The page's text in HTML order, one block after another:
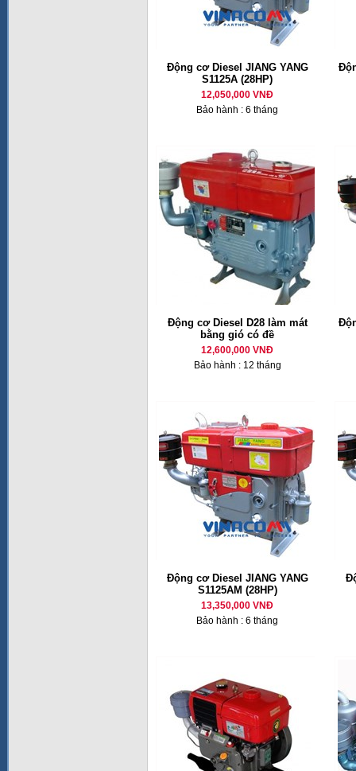
Động cơ Diesel JIANG YANG
S1125A (28HP)
12,050,000 VNĐ
Bảo hành : 6 tháng
Động cơ Diesel D28 làm mát
bằng gió có đề
12,600,000 VNĐ
Bảo hành : 12 tháng
Động cơ Diesel JIANG YANG
S1125AM (28HP)
13,350,000 VNĐ
Bảo hành : 6 tháng